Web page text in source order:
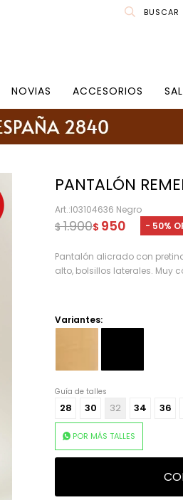
NOVIAS ACCESORIOS
PANTALÓN
I03104636 Negro
$ 950
$ 1.900 50
Pantalón alicrado con
alto, bolsillos laterales. Muy
Variantes:
Guía de talles
28 30 32 34 36
POR MÁS TALLES